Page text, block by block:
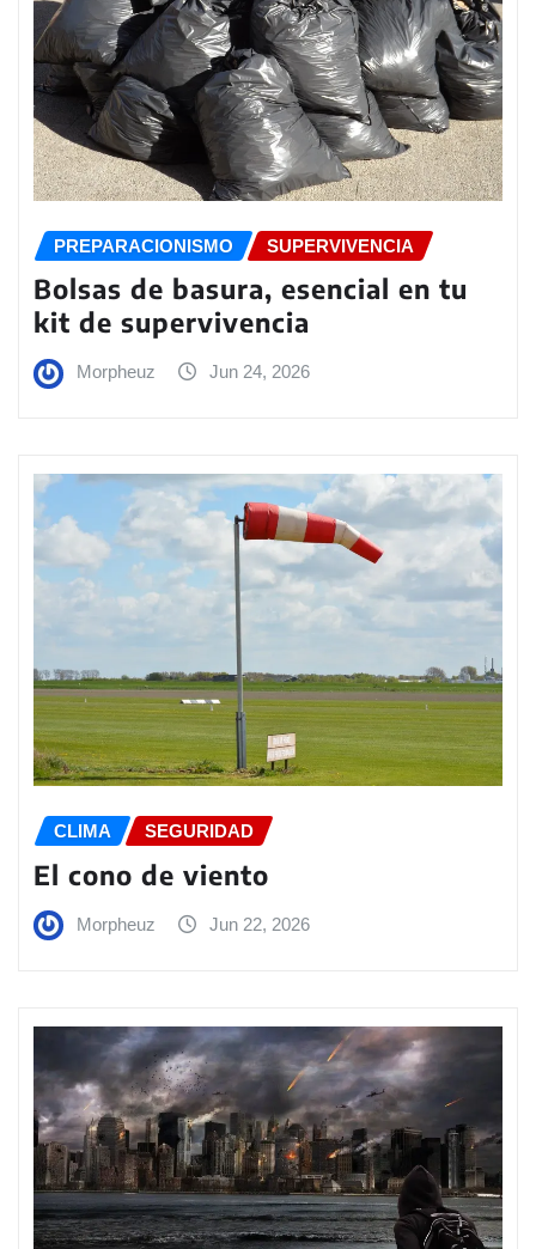
PREPARACIONISMO SUPERVIVENCIA
Bolsas de basura, esencial en tu
kit de supervivencia
Morpheuz Jun 24, 2026
CLIMA SEGURIDAD
El cono de viento
Morpheuz Jun 22, 2026